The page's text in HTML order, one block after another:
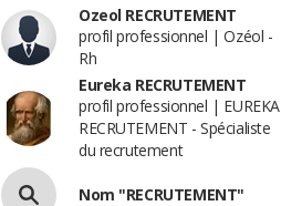
Ozeol RECRUTEMENT
profil professionnel | Ozéol -
Rh
Eureka RECRUTEMENT
profil professionnel | EUREKA
RECRUTEMENT - Spécialiste
du recrutement
Nom "RECRUTEMENT"